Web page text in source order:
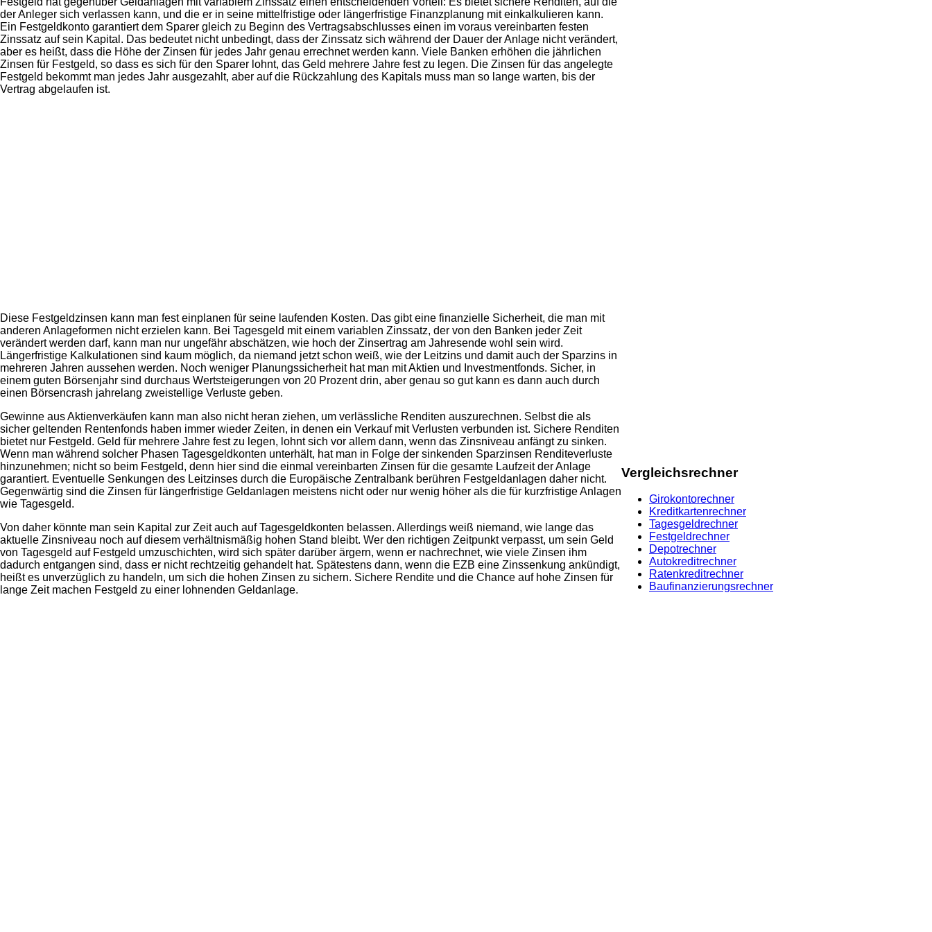
der Anleger sich verlassen kann, und die er in seine mittelfristige oder längerfristige Finanzplanung mit einkalkulieren kann.
Ein Festgeldkonto garantiert dem Sparer gleich zu Beginn des Vertragsabschlusses einen im voraus vereinbarten festen
Zinssatz auf sein Kapital. Das bedeutet nicht unbedingt, dass der Zinssatz sich während der Dauer der Anlage nicht verändert,
aber es heißt, dass die Höhe der Zinsen für jedes Jahr genau errechnet werden kann. Viele Banken erhöhen die jährlichen
Zinsen für Festgeld, so dass es sich für den Sparer lohnt, das Geld mehrere Jahre fest zu legen. Die Zinsen für das angelegte
Festgeld bekommt man jedes Jahr ausgezahlt, aber auf die Rückzahlung des Kapitals muss man so lange warten, bis der
Vertrag abgelaufen ist.
Diese Festgeldzinsen kann man fest einplanen für seine laufenden Kosten. Das gibt eine finanzielle Sicherheit, die man mit
anderen Anlageformen nicht erzielen kann. Bei Tagesgeld mit einem variablen Zinssatz, der von den Banken jeder Zeit
verändert werden darf, kann man nur ungefähr abschätzen, wie hoch der Zinsertrag am Jahresende wohl sein wird.
Längerfristige Kalkulationen sind kaum möglich, da niemand jetzt schon weiß, wie der Leitzins und damit auch der Sparzins in
mehreren Jahren aussehen werden. Noch weniger Planungssicherheit hat man mit Aktien und Investmentfonds. Sicher, in
einem guten Börsenjahr sind durchaus Wertsteigerungen von 20 Prozent drin, aber genau so gut kann es dann auch durch
einen Börsencrash jahrelang zweistellige Verluste geben.
Gewinne aus Aktienverkäufen kann man also nicht heran ziehen, um verlässliche Renditen auszurechnen. Selbst die als
sicher geltenden Rentenfonds haben immer wieder Zeiten, in denen ein Verkauf mit Verlusten verbunden ist. Sichere Renditen
bietet nur Festgeld. Geld für mehrere Jahre fest zu legen, lohnt sich vor allem dann, wenn das Zinsniveau anfängt zu sinken.
Wenn man während solcher Phasen Tagesgeldkonten unterhält, hat man in Folge der sinkenden Sparzinsen Renditeverluste
hinzunehmen; nicht so beim Festgeld, denn hier sind die einmal vereinbarten Zinsen für die gesamte Laufzeit der Anlage
garantiert. Eventuelle Senkungen des Leitzinses durch die Europäische Zentralbank berühren Festgeldanlagen daher nicht.
Gegenwärtig sind die Zinsen für längerfristige Geldanlagen meistens nicht oder nur wenig höher als die für kurzfristige Anlagen
wie Tagesgeld.
Von daher könnte man sein Kapital zur Zeit auch auf Tagesgeldkonten belassen. Allerdings weiß niemand, wie lange das
aktuelle Zinsniveau noch auf diesem verhältnismäßig hohen Stand bleibt. Wer den richtigen Zeitpunkt verpasst, um sein Geld
von Tagesgeld auf Festgeld umzuschichten, wird sich später darüber ärgern, wenn er nachrechnet, wie viele Zinsen ihm
dadurch entgangen sind, dass er nicht rechtzeitig gehandelt hat. Spätestens dann, wenn die EZB eine Zinssenkung ankündigt,
heißt es unverzüglich zu handeln, um sich die hohen Zinsen zu sichern. Sichere Rendite und die Chance auf hohe Zinsen für
lange Zeit machen Festgeld zu einer lohnenden Geldanlage.
Vergleichsrechner
Girokontorechner
Kreditkartenrechner
Tagesgeldrechner
Festgeldrechner
Depotrechner
Autokreditrechner
Ratenkreditrechner
Baufinanzierungsrechner